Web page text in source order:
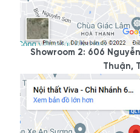
Showroom 2: 606
Thuận,